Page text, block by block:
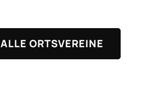
ALLE ORTSVEREINE